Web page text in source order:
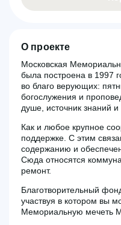
О проекте
Московская
была построена в 1997
во благо верующих:
богослужения и
душе, источник знаний
Как и любое крупное
поддержке. С этим
содержанию и
Сюда относятся
ремонт.
Благотворительный
участвуя в котором вы
Мемориальную мечеть